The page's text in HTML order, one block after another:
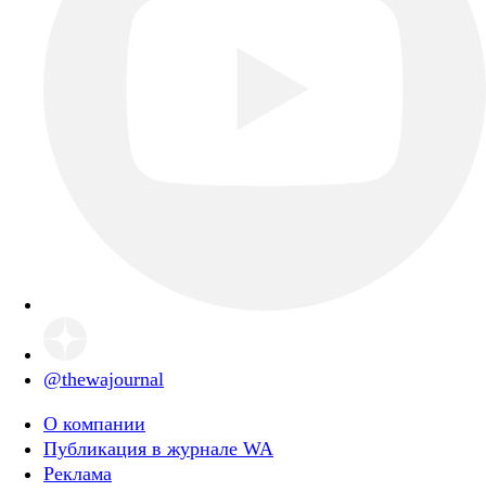
@thewajournal
О компании
Публикация в журнале WA
Реклама